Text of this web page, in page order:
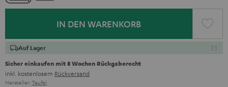
IN DEN WARENKORB
Auf Lager
Sicher einkaufen mit 8 Wochen Rückgaberecht
inkl. kostenlosem Rückversand
Hersteller: Teufel